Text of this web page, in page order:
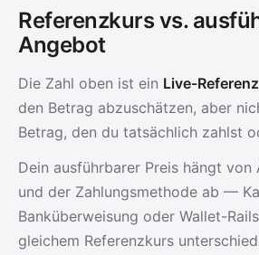
Referenzkurs vs.
Angebot
Die Zahl oben ist ein Live-
den Betrag abzuschätzen, aber
Betrag, den du tatsächlich zahlst
Dein ausführbarer Preis hängt von
und der Zahlungsmethode ab —
Banküberweisung oder Wallet-
gleichem Referenzkurs